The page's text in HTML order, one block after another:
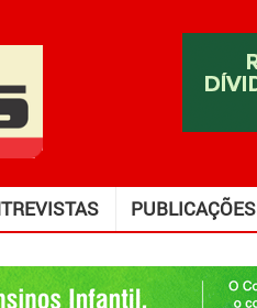
PUBLICAÇÕES